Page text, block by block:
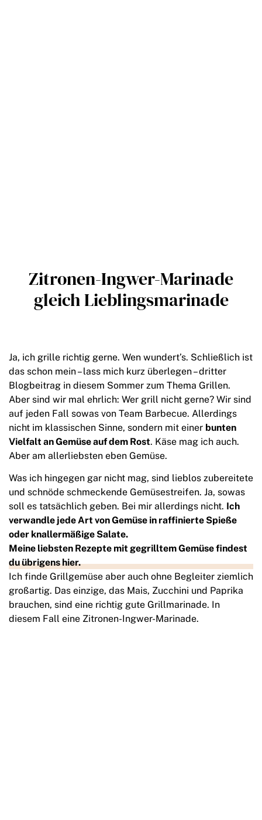
Zitronen-Ingwer-Marinade
gleich Lieblingsmarinade
Ja, ich grille richtig gerne. Wen wundert’s. Schließlich ist
das schon mein – lass mich kurz überlegen – dritter
Blogbeitrag in diesem Sommer zum Thema Grillen.
Aber sind wir mal ehrlich: Wer grill nicht gerne? Wir sind
auf jeden Fall sowas von Team Barbecue. Allerdings
nicht im klassischen Sinne, sondern mit einer bunten
Vielfalt an Gemüse auf dem Rost. Käse mag ich auch.
Aber am allerliebsten eben Gemüse.
Was ich hingegen gar nicht mag, sind lieblos zubereitete
und schnöde schmeckende Gemüsestreifen. Ja, sowas
soll es tatsächlich geben. Bei mir allerdings nicht. Ich
verwandle jede Art von Gemüse in raffinierte Spieße
oder knallermäßige Salate.
Meine liebsten Rezepte mit gegrilltem Gemüse findest
du übrigens hier.
Ich finde Grillgemüse aber auch ohne Begleiter ziemlich
großartig. Das einzige, das Mais, Zucchini und Paprika
brauchen, sind eine richtig gute Grillmarinade. In
diesem Fall eine Zitronen-Ingwer-Marinade.